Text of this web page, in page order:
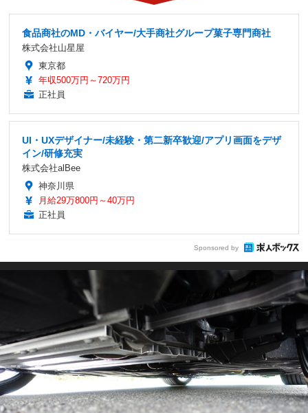
食品商社のMD・バイヤー/大手商社グループ菓子専門商社
株式会社山星屋
東京都
年収500万円～720万円
正社員
UI・UXデザイナー/未経験・第二新卒歓迎/アプリ画面をデザ
イン/研修充実
株式会社alBee
神奈川県
月給29万800円～40万円
正社員
Sponsored by